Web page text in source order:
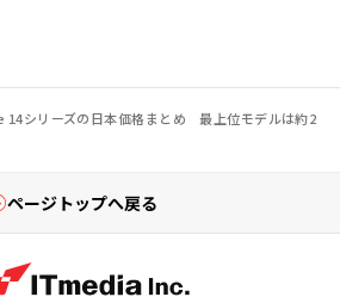
14シリーズの日本価格まとめ 最上位モデルは約2
ページトップへ戻る